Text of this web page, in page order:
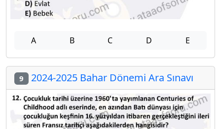
A B C D E
9 2024-2025 Bahar Dönemi Ara Sınavı